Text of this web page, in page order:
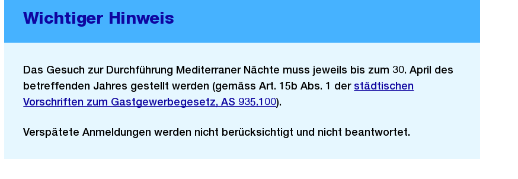
Wichtiger Hinweis
Das Gesuch zur Durchführung Mediterraner Nächte muss jeweils bis zum 30. April des
betreffenden Jahres gestellt werden (gemäss Art. 15b Abs. 1 der städtischen
Vorschriften zum Gastgewerbegesetz, AS 935.100).
Verspätete Anmeldungen werden nicht berücksichtigt und nicht beantwortet.